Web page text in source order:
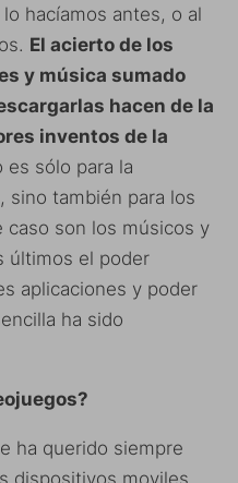
hacíamos antes, o al
El acierto de los
y música sumado
hacen de la
inventos de la
sólo para la
sino también para los
son los músicos y
últimos el poder
aplicaciones y poder
ha sido
ha querido siempre
dispositivos moviles